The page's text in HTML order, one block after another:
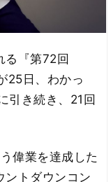
『第72回
25日、わかっ
引き続き、21回
偉業を達成した
ントダウンコン